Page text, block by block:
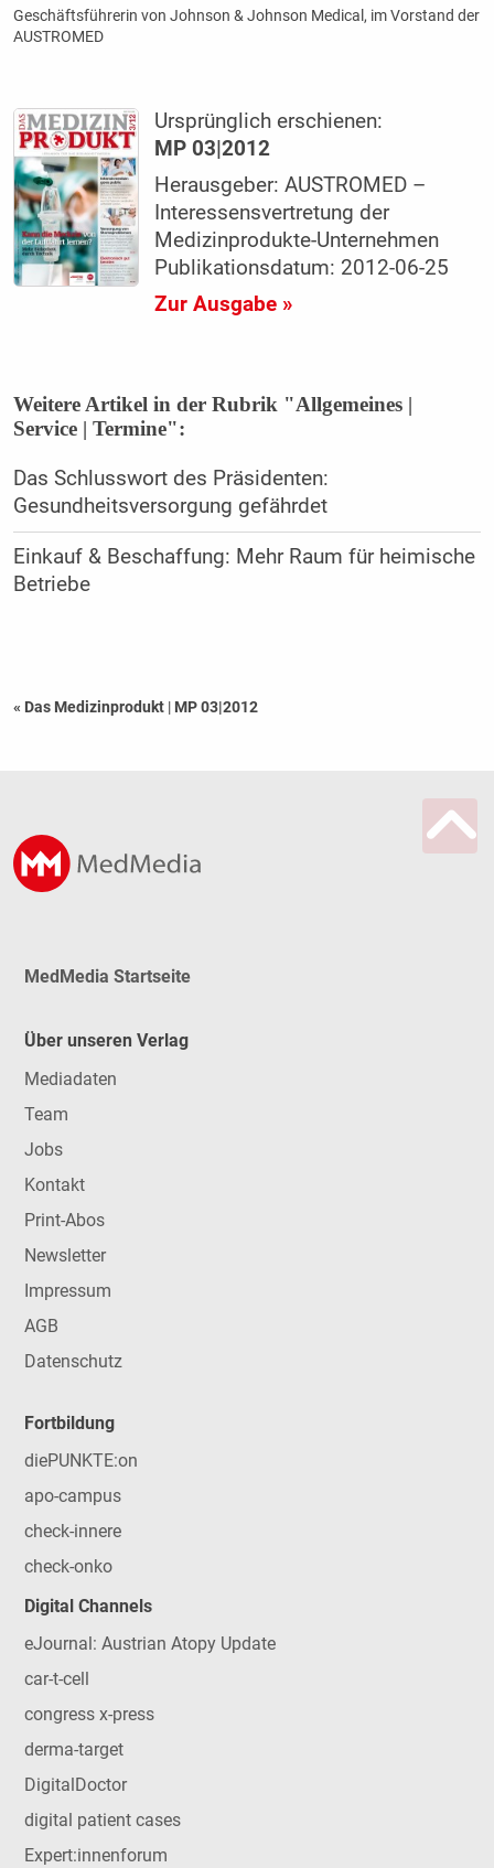
Geschäftsführerin von Johnson & Johnson Medical, im Vorstand der
AUSTROMED
Ursprünglich erschienen:
MP 03|2012
Herausgeber: AUSTROMED –
Interessensvertretung der
Medizinprodukte-Unternehmen
Publikationsdatum: 2012-06-25
Zur Ausgabe »
Weitere Artikel in der Rubrik "Allgemeines |
Service | Termine":
Das Schlusswort des Präsidenten:
Gesundheitsversorgung gefährdet
Einkauf & Beschaffung: Mehr Raum für heimische
Betriebe
« Das Medizinprodukt | MP 03|2012
MedMedia Startseite
Über unseren Verlag
Mediadaten
Team
Jobs
Kontakt
Print-Abos
Newsletter
Impressum
AGB
Datenschutz
Fortbildung
diePUNKTE:on
apo-campus
check-innere
check-onko
Digital Channels
eJournal: Austrian Atopy Update
car-t-cell
congress x-press
derma-target
DigitalDoctor
digital patient cases
Expert:innenforum